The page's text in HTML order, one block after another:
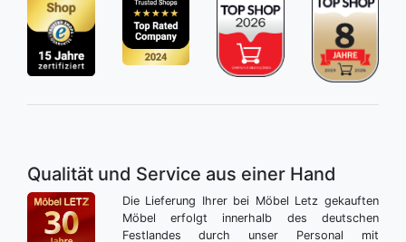
Qualität und Service aus einer Hand
Die Lieferung Ihrer bei Möbel Letz gekauften
Möbel erfolgt innerhalb des deutschen
Festlandes durch unser Personal mit